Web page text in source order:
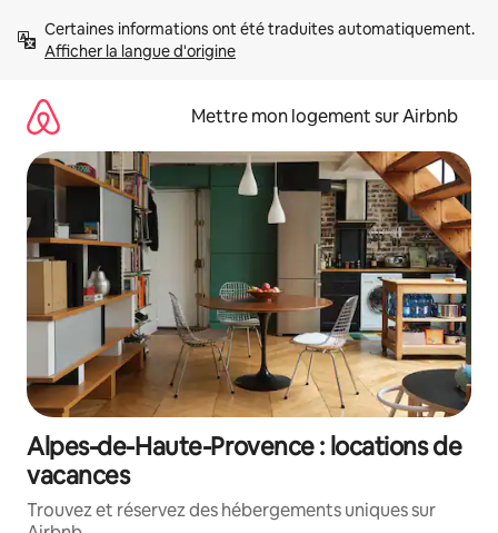
directement
Afficher la langue d'origine
Mettre mon logement sur Airbnb
Alpes-de-Haute-Provence : locations de
vacances
Trouvez et réservez des hébergements uniques sur